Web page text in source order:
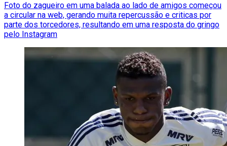
Foto do zagueiro em uma balada ao lado de amigos começou
a circular na web, gerando muita repercussão e criticas por
parte dos torcedores, resultando em uma resposta do gringo
pelo Instagram